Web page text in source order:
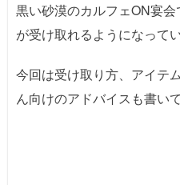
黒い砂漠のカルフェON宴
が受け取れるようになってい
今回は受け取り方、アイテ
ん向けのアドバイスも書い